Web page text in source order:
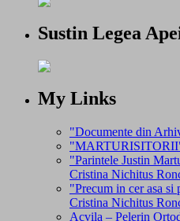
Sustin Legea
My Links
"Documente din
"Parintele Justin
Cristina Nichitus
"Precum in cer asa
Cristina Nichitus
Acvila – Pelerin